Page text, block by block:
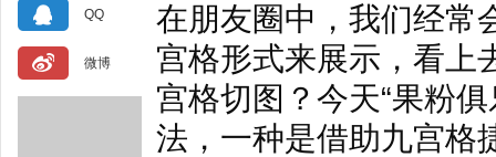
在朋友圈中，我们经常
宫格形式来展示，看上
宫格切图？今天“果粉
法，一种是借助九宫格
QQ
微博